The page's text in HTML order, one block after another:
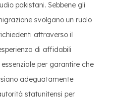
pakistani. Sebbene gli
svolgano un ruolo
attraverso il
di affidabili
per garantire che
adeguatamente
statunitensi per